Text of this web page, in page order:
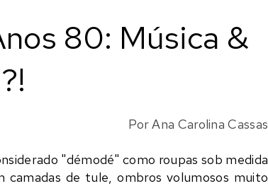
80: Música &
Por Ana Carolina Cassas
"démodé" como roupas sob medida
de tule, ombros volumosos muito